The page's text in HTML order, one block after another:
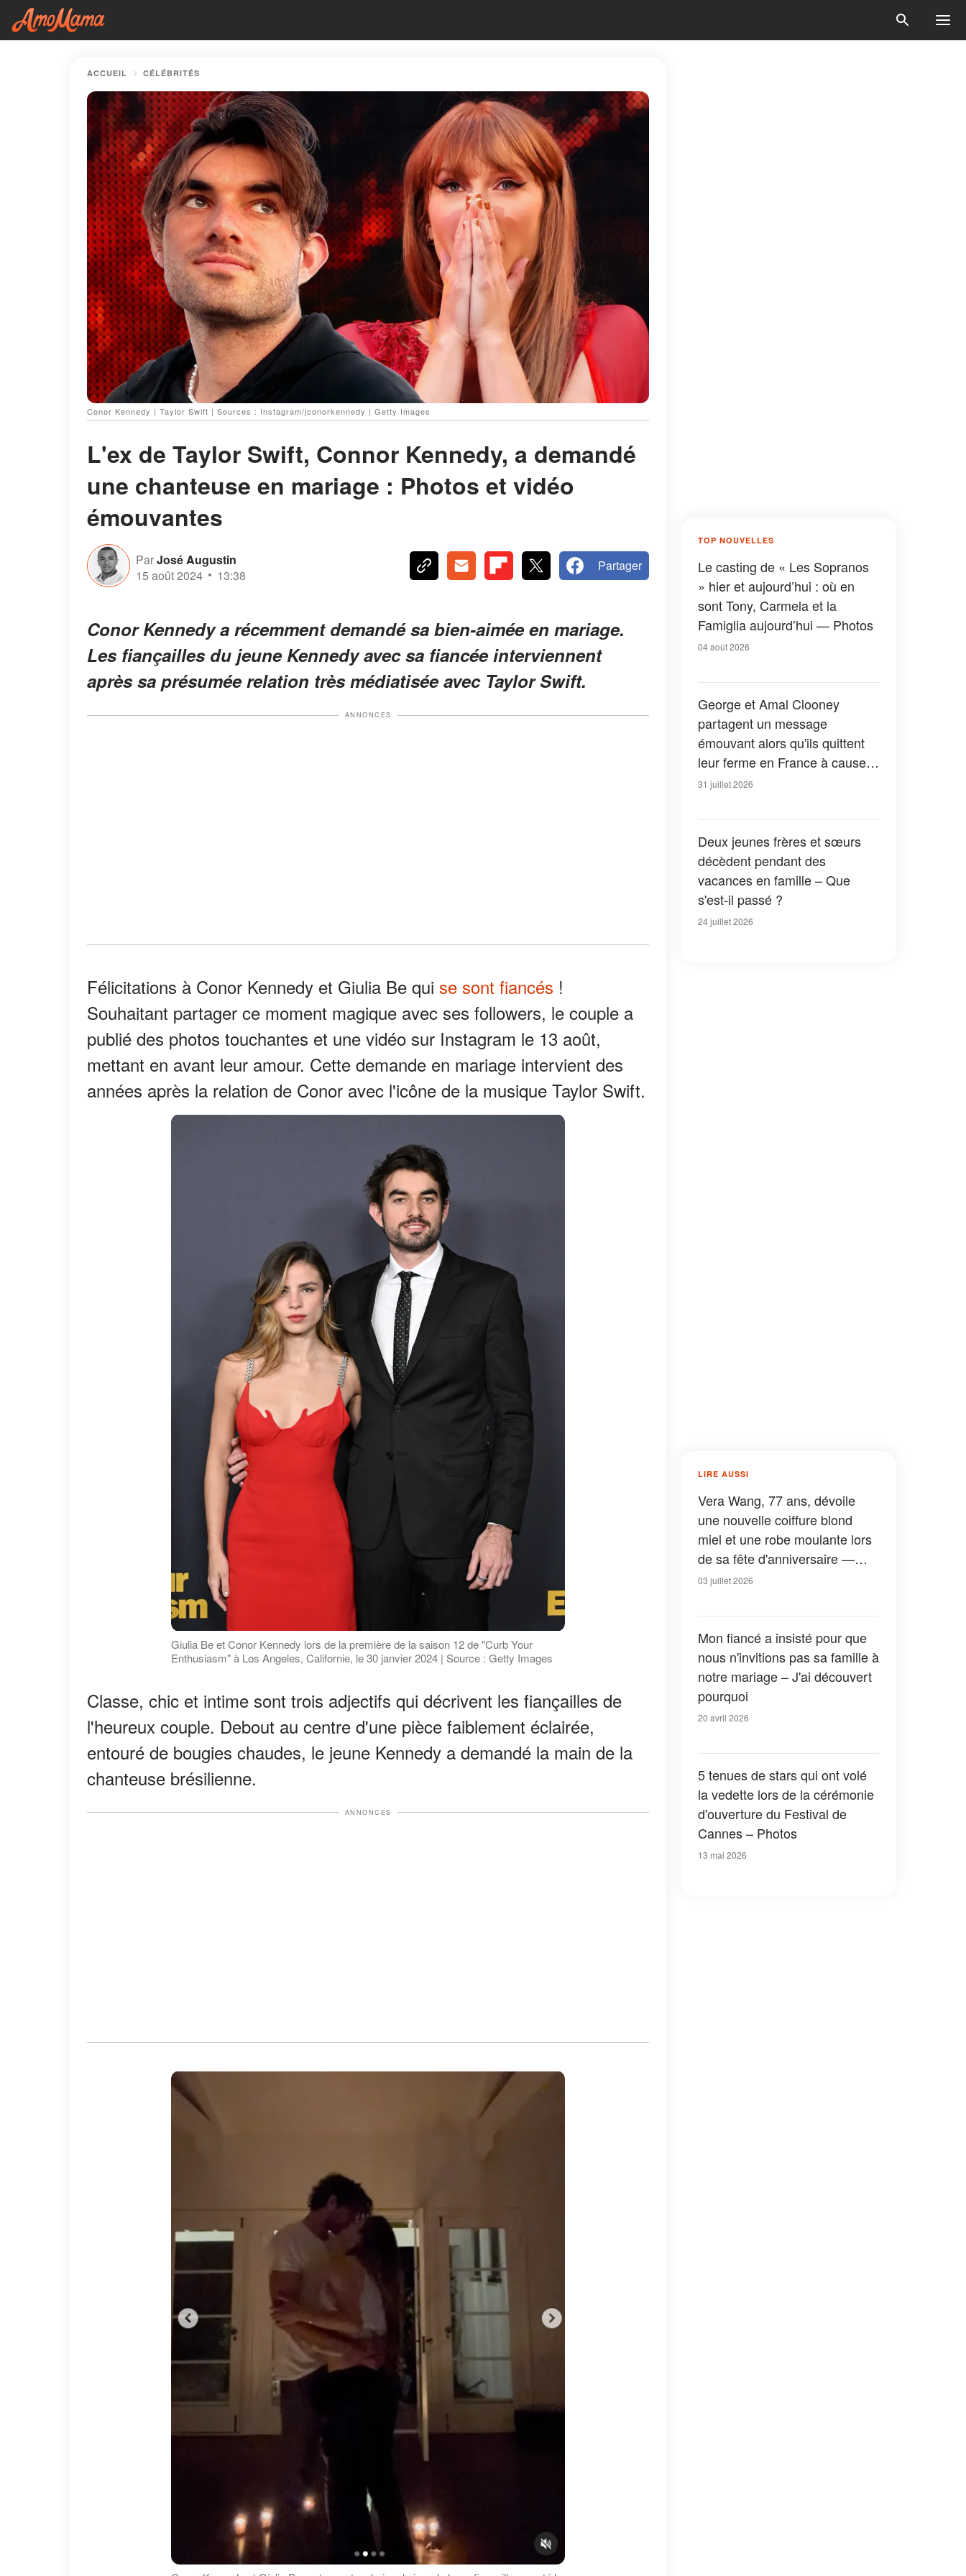
ACCUEIL CÉLÉBRITÉS
Conor Kennedy | Taylor Swift | Sources : Instagram/jconorkennedy | Getty Images
L'ex de Taylor Swift, Connor Kennedy, a demandé
une chanteuse en mariage : Photos et vidéo
émouvantes
ParJosé Augustin
15 août 2024
13:38
Partager
Conor Kennedy a récemment demandé sa bien-aimée en mariage.
Les fiançailles du jeune Kennedy avec sa fiancée interviennent
après sa présumée relation très médiatisée avec Taylor Swift.
ANNONCES
Félicitations à Conor Kennedy et Giulia Be qui se sont fiancés !
Souhaitant partager ce moment magique avec ses followers, le couple a
publié des photos touchantes et une vidéo sur Instagram le 13 août,
mettant en avant leur amour. Cette demande en mariage intervient des
années après la relation de Conor avec l'icône de la musique Taylor Swift.
Giulia Be et Conor Kennedy lors de la première de la saison 12 de "Curb Your
Enthusiasm" à Los Angeles, Californie, le 30 janvier 2024 | Source : Getty Images
Classe, chic et intime sont trois adjectifs qui décrivent les fiançailles de
l'heureux couple. Debout au centre d'une pièce faiblement éclairée,
entouré de bougies chaudes, le jeune Kennedy a demandé la main de la
chanteuse brésilienne.
ANNONCES
TOP NOUVELLES
Le casting de « Les Sopranos
» hier et aujourd’hui : où en
sont Tony, Carmela et la
Famiglia aujourd’hui — Photos
04 août 2026
George et Amal Clooney
partagent un message
émouvant alors qu'ils quittent
leur ferme en France à cause
des feux de forêt — Tous les
31 juillet 2026
Deux jeunes frères et sœurs
décèdent pendant des
vacances en famille – Que
s'est-il passé ?
24 juillet 2026
LIRE AUSSI
Vera Wang, 77 ans, dévoile
une nouvelle coiffure blond
miel et une robe moulante lors
de sa fête d'anniversaire —
Photos
03 juillet 2026
Mon fiancé a insisté pour que
nous n'invitions pas sa famille à
notre mariage – J'ai découvert
pourquoi
20 avril 2026
5 tenues de stars qui ont volé
la vedette lors de la cérémonie
d'ouverture du Festival de
Cannes – Photos
13 mai 2026